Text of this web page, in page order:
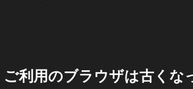
利用のブラウザは古くな